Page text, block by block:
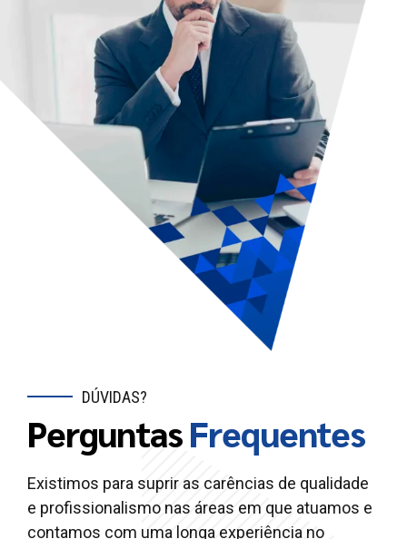
DÚVIDAS?
PerguntasFrequentes
Existimos para suprir as carências de qualidade
e profissionalismo nas áreas em que atuamos e
contamos com uma longa experiência no